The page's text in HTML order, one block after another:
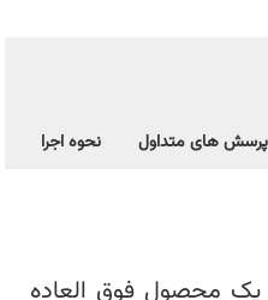
پرسش های متداول نحوه اجرا
محصول فوق العاده